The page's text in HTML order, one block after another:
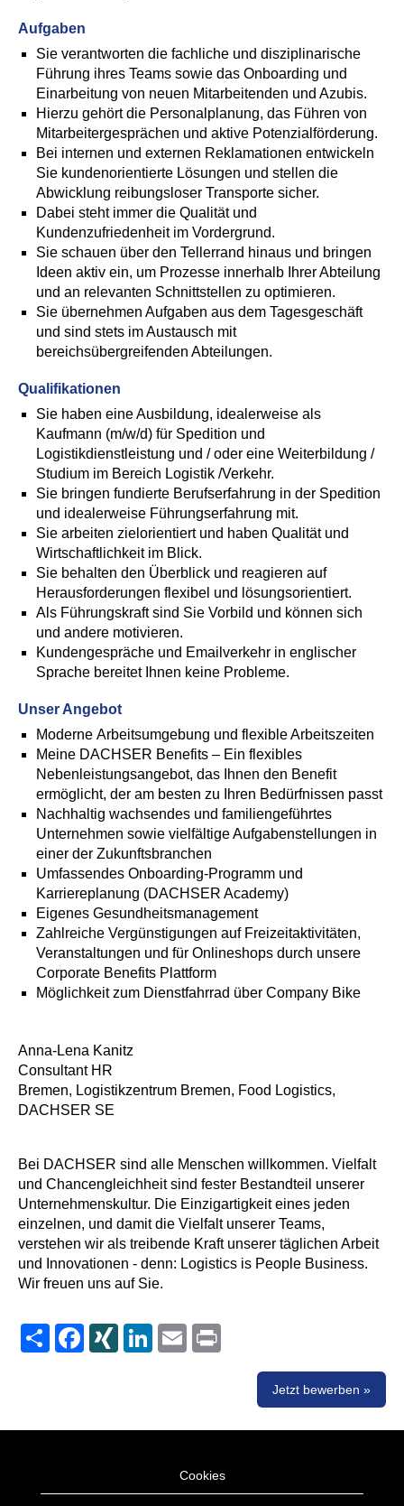
Aufgaben
Sie verantworten die fachliche und disziplinarische
Führung ihres Teams sowie das Onboarding und
Einarbeitung von neuen Mitarbeitenden und Azubis.
Hierzu gehört die Personalplanung, das Führen von
Mitarbeitergesprächen und aktive Potenzialförderung.
Bei internen und externen Reklamationen entwickeln
Sie kundenorientierte Lösungen und stellen die
Abwicklung reibungsloser Transporte sicher.
Dabei steht immer die Qualität und
Kundenzufriedenheit im Vordergrund.
Sie schauen über den Tellerrand hinaus und bringen
Ideen aktiv ein, um Prozesse innerhalb Ihrer Abteilung
und an relevanten Schnittstellen zu optimieren.
Sie übernehmen Aufgaben aus dem Tagesgeschäft
und sind stets im Austausch mit
bereichsübergreifenden Abteilungen.
Qualifikationen
Sie haben eine Ausbildung, idealerweise als
Kaufmann (m/w/d) für Spedition und
Logistikdienstleistung und / oder eine Weiterbildung /
Studium im Bereich Logistik /Verkehr.
Sie bringen fundierte Berufserfahrung in der Spedition
und idealerweise Führungserfahrung mit.
Sie arbeiten zielorientiert und haben Qualität und
Wirtschaftlichkeit im Blick.
Sie behalten den Überblick und reagieren auf
Herausforderungen flexibel und lösungsorientiert.
Als Führungskraft sind Sie Vorbild und können sich
und andere motivieren.
Kundengespräche und Emailverkehr in englischer
Sprache bereitet Ihnen keine Probleme.
Unser Angebot
Moderne Arbeitsumgebung und flexible Arbeitszeiten
Meine DACHSER Benefits – Ein flexibles
Nebenleistungsangebot, das Ihnen den Benefit
ermöglicht, der am besten zu Ihren Bedürfnissen passt
Nachhaltig wachsendes und familiengeführtes
Unternehmen sowie vielfältige Aufgabenstellungen in
einer der Zukunftsbranchen
Umfassendes Onboarding-Programm und
Karriereplanung (DACHSER Academy)
Eigenes Gesundheitsmanagement
Zahlreiche Vergünstigungen auf Freizeitaktivitäten,
Veranstaltungen und für Onlineshops durch unsere
Corporate Benefits Plattform
Möglichkeit zum Dienstfahrrad über Company Bike
Anna-Lena Kanitz
Consultant HR
Bremen, Logistikzentrum Bremen, Food Logistics,
DACHSER SE
Bei DACHSER sind alle Menschen willkommen. Vielfalt
und Chancengleichheit sind fester Bestandteil unserer
Unternehmenskultur. Die Einzigartigkeit eines jeden
einzelnen, und damit die Vielfalt unserer Teams,
verstehen wir als treibende Kraft unserer täglichen Arbeit
und Innovationen - denn: Logistics is People Business.
Wir freuen uns auf Sie.
Share FacebookXING LinkedInEmail
Jetzt bewerben »
Cookies